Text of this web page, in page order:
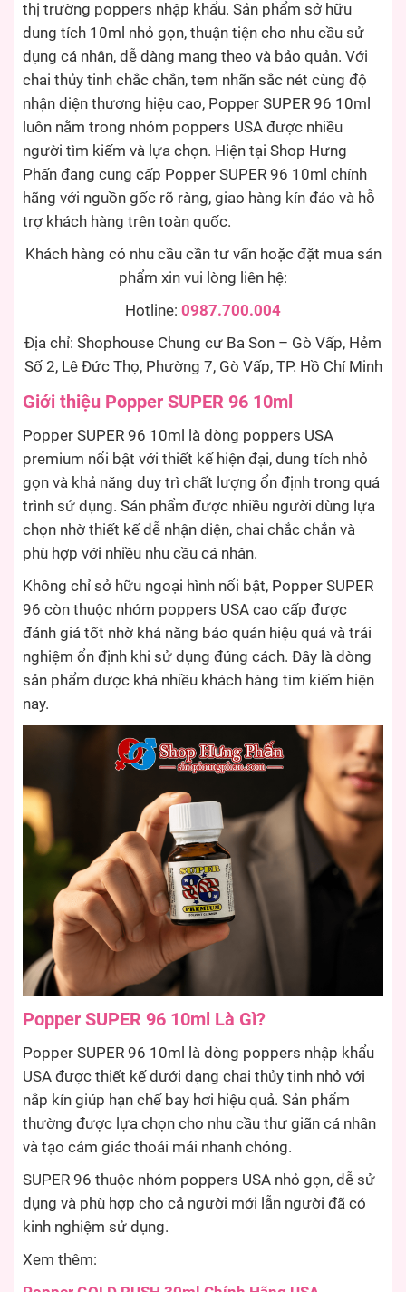
thị trường poppers nhập khẩu. Sản phẩm sở hữu
dung tích 10ml nhỏ gọn, thuận tiện cho nhu cầu sử
dụng cá nhân, dễ dàng mang theo và bảo quản. Với
chai thủy tinh chắc chắn, tem nhãn sắc nét cùng độ
nhận diện thương hiệu cao, Popper SUPER 96 10ml
luôn nằm trong nhóm poppers USA được nhiều
người tìm kiếm và lựa chọn. Hiện tại Shop Hưng
Phấn đang cung cấp Popper SUPER 96 10ml chính
hãng với nguồn gốc rõ ràng, giao hàng kín đáo và hỗ
trợ khách hàng trên toàn quốc.
Khách hàng có nhu cầu cần tư vấn hoặc đặt mua sản
phẩm xin vui lòng liên hệ:
Hotline: 0987.700.004
Địa chỉ: Shophouse Chung cư Ba Son – Gò Vấp, Hẻm
Số 2, Lê Đức Thọ, Phường 7, Gò Vấp, TP. Hồ Chí Minh
Giới thiệu Popper SUPER 96 10ml
Popper SUPER 96 10ml là dòng poppers USA
premium nổi bật với thiết kế hiện đại, dung tích nhỏ
gọn và khả năng duy trì chất lượng ổn định trong quá
trình sử dụng. Sản phẩm được nhiều người dùng lựa
chọn nhờ thiết kế dễ nhận diện, chai chắc chắn và
phù hợp với nhiều nhu cầu cá nhân.
Không chỉ sở hữu ngoại hình nổi bật, Popper SUPER
96 còn thuộc nhóm poppers USA cao cấp được
đánh giá tốt nhờ khả năng bảo quản hiệu quả và trải
nghiệm ổn định khi sử dụng đúng cách. Đây là dòng
sản phẩm được khá nhiều khách hàng tìm kiếm hiện
nay.
Popper SUPER 96 10ml Là Gì?
Popper SUPER 96 10ml là dòng poppers nhập khẩu
USA được thiết kế dưới dạng chai thủy tinh nhỏ với
nắp kín giúp hạn chế bay hơi hiệu quả. Sản phẩm
thường được lựa chọn cho nhu cầu thư giãn cá nhân
và tạo cảm giác thoải mái nhanh chóng.
SUPER 96 thuộc nhóm poppers USA nhỏ gọn, dễ sử
dụng và phù hợp cho cả người mới lẫn người đã có
kinh nghiệm sử dụng.
Xem thêm: